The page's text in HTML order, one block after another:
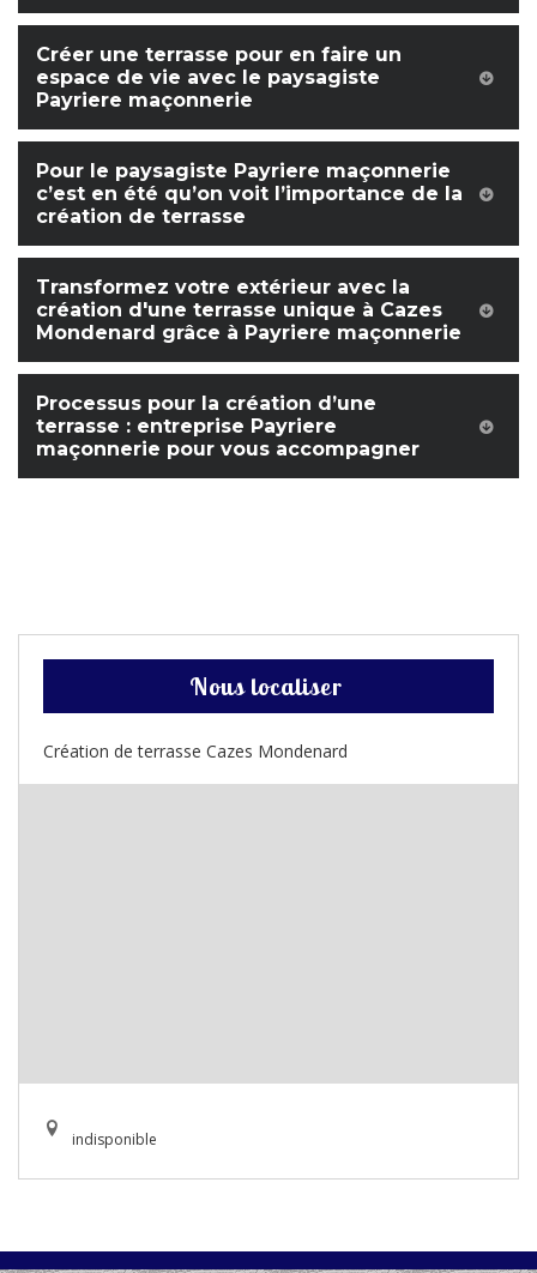
Créer une terrasse pour en faire un
espace de vie avec le paysagiste
Payriere maçonnerie
Pour le paysagiste Payriere maçonnerie
c’est en été qu’on voit l’importance de la
création de terrasse
Transformez votre extérieur avec la
création d'une terrasse unique à Cazes
Mondenard grâce à Payriere maçonnerie
Processus pour la création d’une
terrasse : entreprise Payriere
maçonnerie pour vous accompagner
Nous localiser
Création de terrasse Cazes Mondenard
indisponible